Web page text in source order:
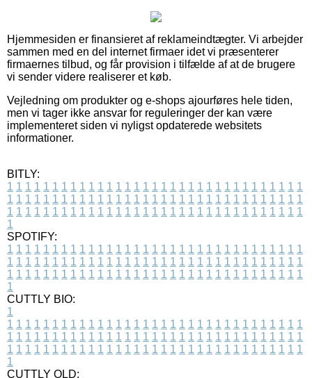
Hjemmesiden er finansieret af reklameindtægter. Vi arbejder
sammen med en del internet firmaer idet vi præsenterer
firmaernes tilbud, og får provision i tilfælde af at de brugere
vi sender videre realiserer et køb.
Vejledning om produkter og e-shops ajourføres hele tiden,
men vi tager ikke ansvar for reguleringer der kan være
implementeret siden vi nyligst opdaterede websitets
informationer.
BITLY:
1 1 1 1 1 1 1 1 1 1 1 1 1 1 1 1 1 1 1 1 1 1 1 1 1 1 1 1 1 1 1 1 1
1 1 1 1 1 1 1 1 1 1 1 1 1 1 1 1 1 1 1 1 1 1 1 1 1 1 1 1 1 1 1 1 1
1 1 1 1 1 1 1 1 1 1 1 1 1 1 1 1 1 1 1 1 1 1 1 1 1 1 1 1 1 1 1 1 1
1
SPOTIFY:
1 1 1 1 1 1 1 1 1 1 1 1 1 1 1 1 1 1 1 1 1 1 1 1 1 1 1 1 1 1 1 1 1
1 1 1 1 1 1 1 1 1 1 1 1 1 1 1 1 1 1 1 1 1 1 1 1 1 1 1 1 1 1 1 1 1
1 1 1 1 1 1 1 1 1 1 1 1 1 1 1 1 1 1 1 1 1 1 1 1 1 1 1 1 1 1 1 1 1
1
CUTTLY BIO:
1
1 1 1 1 1 1 1 1 1 1 1 1 1 1 1 1 1 1 1 1 1 1 1 1 1 1 1 1 1 1 1 1 1
1 1 1 1 1 1 1 1 1 1 1 1 1 1 1 1 1 1 1 1 1 1 1 1 1 1 1 1 1 1 1 1 1
1 1 1 1 1 1 1 1 1 1 1 1 1 1 1 1 1 1 1 1 1 1 1 1 1 1 1 1 1 1 1 1 1
1
CUTTLY OLD: